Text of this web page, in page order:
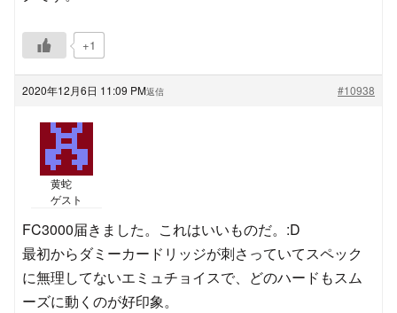
+1
2020年12月6日 11:09 PM #10938
返信
黄蛇
ゲスト
FC3000届きました。これはいいものだ。:D
最初からダミーカードリッジが刺さっていてスペック
に無理してないエミュチョイスで、どのハードもスム
ーズに動くのが好印象。